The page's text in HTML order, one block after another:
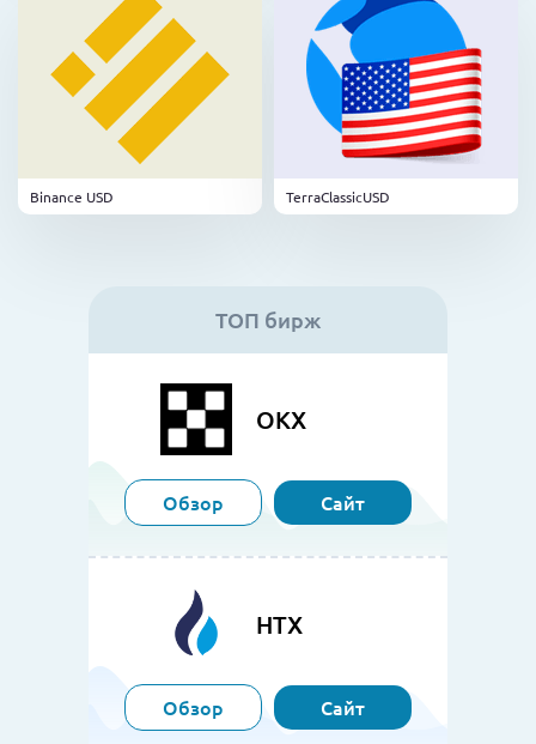
Binance USD TerraClassicUSD
ТОП бирж
OKX
Обзор Сайт
HTX
Обзор Сайт